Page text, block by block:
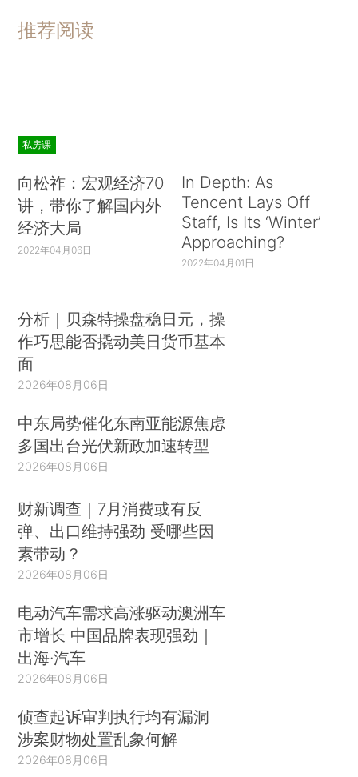
推荐阅读
私房课
向松祚：宏观经济70
讲，带你了解国内外
经济大局
2022年04月06日
In Depth: As
Tencent Lays Off
Staff, Is Its ‘Winter’
Approaching?
2022年04月01日
分析｜贝森特操盘稳日元，操
作巧思能否撬动美日货币基本
面
2026年08月06日
中东局势催化东南亚能源焦虑
多国出台光伏新政加速转型
2026年08月06日
财新调查｜7月消费或有反
弹、出口维持强劲 受哪些因
素带动？
2026年08月06日
电动汽车需求高涨驱动澳洲车
市增长 中国品牌表现强劲｜
出海·汽车
2026年08月06日
侦查起诉审判执行均有漏洞
涉案财物处置乱象何解
2026年08月06日